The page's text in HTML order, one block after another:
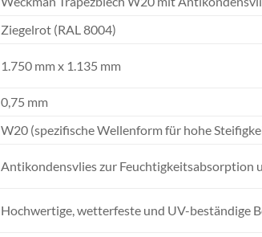
Ziegelrot (RAL 8004)
1.750 mm x 1.135 mm
0,75 mm
W20 (spezifische Wellenform für hohe
Antikondensvlies zur Feuchtigkeitsabsorption
Hochwertige, wetterfeste und UV-beständige